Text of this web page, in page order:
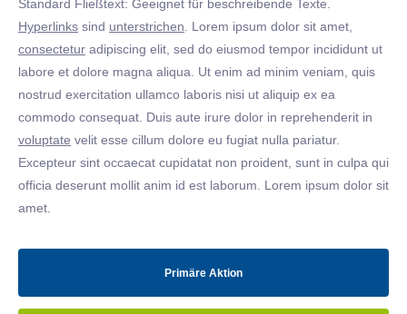
Standard Fließtext: Geeignet für beschreibende Texte.
Hyperlinks sind unterstrichen . Lorem ipsum dolor sit amet,
consectetur adipiscing elit, sed do eiusmod tempor incididunt ut
labore et dolore magna aliqua. Ut enim ad minim veniam, quis
nostrud exercitation ullamco laboris nisi ut aliquip ex ea
commodo consequat. Duis aute irure dolor in reprehenderit in
voluptate velit esse cillum dolore eu fugiat nulla pariatur.
Excepteur sint occaecat cupidatat non proident, sunt in culpa qui
officia deserunt mollit anim id est laborum. Lorem ipsum dolor sit
amet.
Primäre Aktion